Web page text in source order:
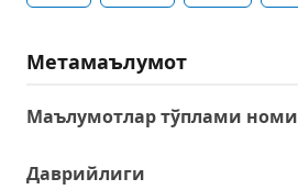
Метамаълумот
Маълумотлар тўплами номи
Даврийлиги